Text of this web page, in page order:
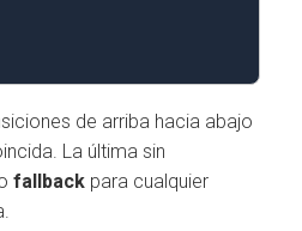
de arriba hacia abajo
La última sin
fallback para cualquier